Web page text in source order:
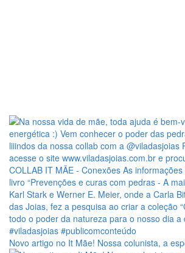
Novo artigo no It Mãe! Nossa colunista, a